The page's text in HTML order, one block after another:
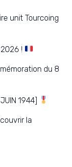
unit Tourcoing
!
du 8
1944]
la